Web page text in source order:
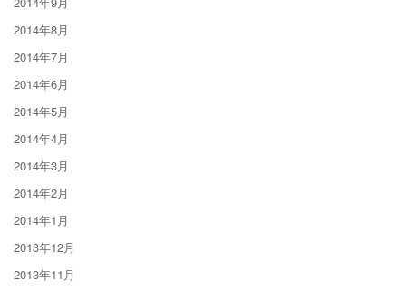
2014年8月
2014年7月
2014年6月
2014年5月
2014年4月
2014年3月
2014年2月
2014年1月
2013年12月
2013年11月